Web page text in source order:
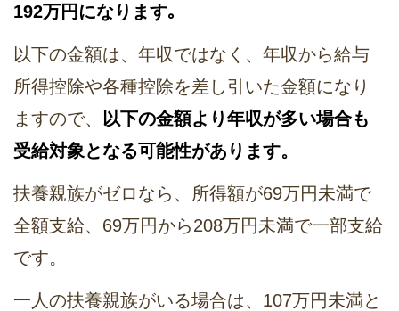
192万円になります｡
以下の金額は、年収ではなく、年収から給与
所得控除や各種控除を差し引いた金額になり
ますので、
以下の金額より年収が多い場合も
受給対象となる可能性があります。
扶養親族がゼロなら、所得額が69万円未満で
全額支給、69万円から208万円未満で一部支給
です。
一人の扶養親族がいる場合は、107万円未満と